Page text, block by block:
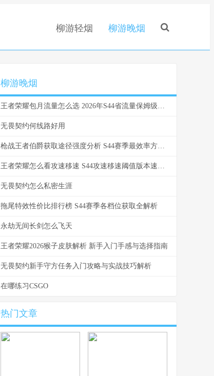
柳游轻烟 柳游晚烟
柳游晚烟
王者荣耀包月流量怎么选 2026年S44省流量保姆级教学
无畏契约何线路好用
枪战王者伯爵获取途径强度分析 S44赛季最效率方法对比
王者荣耀怎么看攻速移速 S44攻速移速阈值版本速报与数据实测指南
无畏契约怎么私密生涯
拖尾特效性价比排行榜 S44赛季各档位获取全解析
永劫无间长剑怎么飞天
王者荣耀2026猴子皮肤解析 新手入门手感与选择指南
无畏契约新手守方任务入门攻略与实战技巧解析
在哪练习CSGO
热门文章